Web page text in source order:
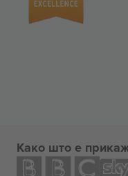
Како што е